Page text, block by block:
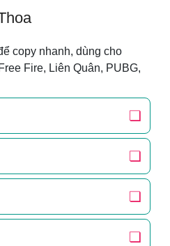
copy nhanh, dùng cho
Fire, Liên Quân, PUBG,
❏
❏
❏
❏